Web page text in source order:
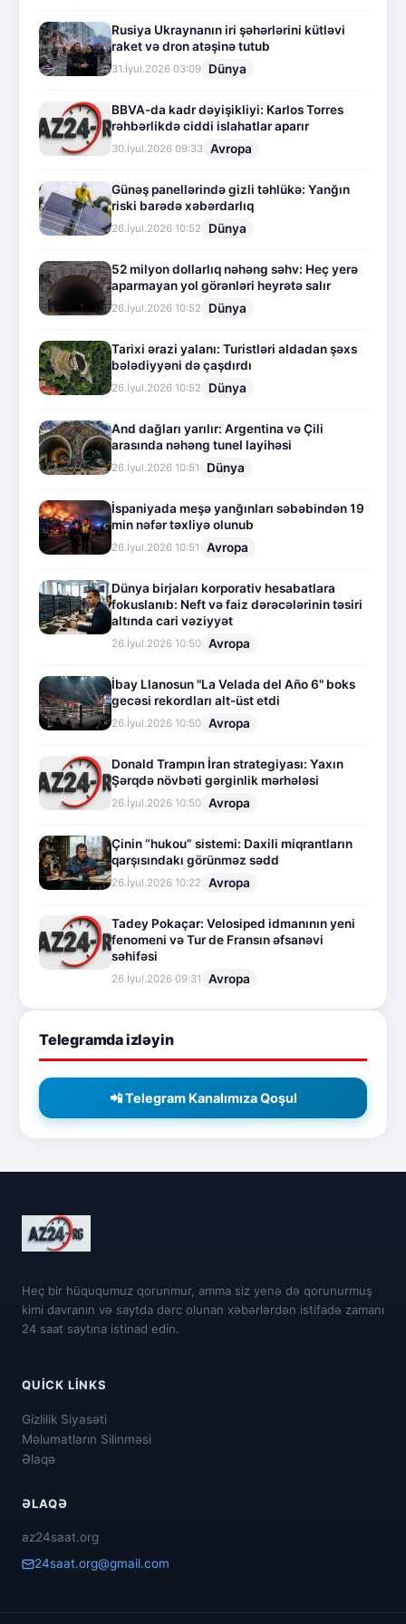
Rusiya Ukraynanın iri şəhərlərini kütləvi
raket və dron atəşinə tutub
31.İyul.2026 03:09 Dünya
BBVA-da kadr dəyişikliyi: Karlos Torres
rəhbərlikdə ciddi islahatlar aparır
30.İyul.2026 09:33 Avropa
Günəş panellərində gizli təhlükə: Yanğın
riski barədə xəbərdarlıq
26.İyul.2026 10:52 Dünya
52 milyon dollarlıq nəhəng səhv: Heç yerə
aparmayan yol görənləri heyrətə salır
26.İyul.2026 10:52 Dünya
Tarixi ərazi yalanı: Turistləri aldadan şəxs
bələdiyyəni də çaşdırdı
26.İyul.2026 10:52 Dünya
And dağları yarılır: Argentina və Çili
arasında nəhəng tunel layihəsi
26.İyul.2026 10:51 Dünya
İspaniyada meşə yanğınları səbəbindən 19
min nəfər təxliyə olunub
26.İyul.2026 10:51 Avropa
Dünya birjaları korporativ hesabatlara
fokuslanıb: Neft və faiz dərəcələrinin təsiri
altında cari vəziyyət
26.İyul.2026 10:50 Avropa
İbay Llanosun "La Velada del Año 6" boks
gecəsi rekordları alt-üst etdi
26.İyul.2026 10:50 Avropa
Donald Trampın İran strategiyası: Yaxın
Şərqdə növbəti gərginlik mərhələsi
26.İyul.2026 10:50 Avropa
Çinin “hukou” sistemi: Daxili miqrantların
qarşısındakı görünməz sədd
26.İyul.2026 10:22 Avropa
Tadey Pokaçar: Velosiped idmanının yeni
fenomeni və Tur de Fransın əfsanəvi
səhifəsi
26.İyul.2026 09:31 Avropa
Telegramda izləyin
📲 Telegram Kanalımıza Qoşul
Heç bir hüququmuz qorunmur, amma siz yenə də qorunurmuş
kimi davranın və saytda dərc olunan xəbərlərdən istifadə zamanı
24 saat saytına istinad edin.
QUICK LINKS
Gizlilik Siyasəti
Məlumatların Silinməsi
Əlaqə
ƏLAQƏ
az24saat.org
24saat.org@gmail.com